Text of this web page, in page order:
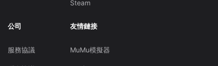
Steam
公司
服務協議
友情鏈接
MuMu模擬器